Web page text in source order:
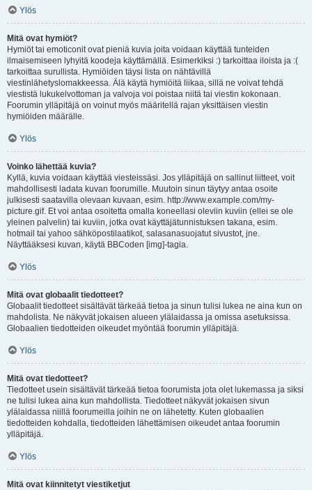
Ylös
Mitä ovat hymiöt?
Hymiöt tai emoticonit ovat pieniä kuvia joita voidaan käyttää tunteiden
ilmaisemiseen lyhyitä koodeja käyttämällä. Esimerkiksi :) tarkoittaa iloista ja :(
tarkoittaa surullista. Hymiöiden täysi lista on nähtävillä
viestinlähetyslomakkeessa. Älä käytä hymiöitä liikaa, sillä ne voivat tehdä
viestistä lukukelvottoman ja valvoja voi poistaa niitä tai viestin kokonaan.
Foorumin ylläpitäjä on voinut myös määritellä rajan yksittäisen viestin
hymiöiden määrälle.
Ylös
Voinko lähettää kuvia?
Kyllä, kuvia voidaan käyttää viesteissäsi. Jos ylläpitäjä on sallinut liitteet, voit
mahdollisesti ladata kuvan foorumille. Muutoin sinun täytyy antaa osoite
julkisesti saatavilla olevaan kuvaan, esim. http://www.example.com/my-
picture.gif. Et voi antaa osoitetta omalla koneellasi oleviin kuviin (ellei se ole
yleinen palvelin) tai kuviin, jotka ovat käyttäjätunnistuksen takana, esim.
hotmail tai yahoo sähköpostilaatikot, salasanasuojatut sivustot, jne.
Näyttääksesi kuvan, käytä BBCoden [img]-tagia.
Ylös
Mitä ovat globaalit tiedotteet?
Globaalit tiedotteet sisältävät tärkeää tietoa ja sinun tulisi lukea ne aina kun on
mahdolista. Ne näkyvät jokaisen alueen ylälaidassa ja omissa asetuksissa.
Globaalien tiedotteiden oikeudet myöntää foorumin ylläpitäjä.
Ylös
Mitä ovat tiedotteet?
Tiedotteet usein sisältävät tärkeää tietoa foorumista jota olet lukemassa ja siksi
ne tulisi lukea aina kun mahdollista. Tiedotteet näkyvät jokaisen sivun
ylälaidassa niillä foorumeilla joihin ne on lähetetty. Kuten globaalien
tiedotteiden kohdalla, tiedotteiden lähettämisen oikeudet antaa foorumin
ylläpitäjä.
Ylös
Mitä ovat kiinnitetyt viestiketjut